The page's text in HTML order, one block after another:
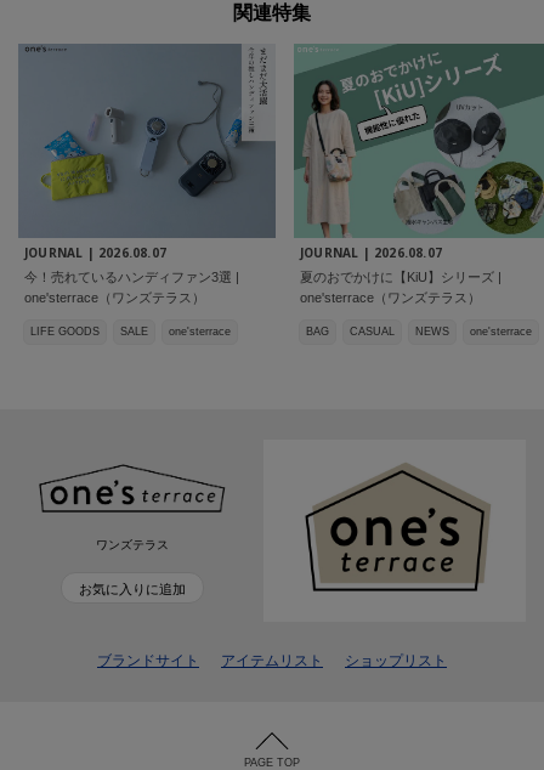
関連特集
JOURNAL | 2026.08.07
今！売れているハンディファン3選 |
one'sterrace（ワンズテラス）
LIFE GOODS SALE one'sterrace
JOURNAL | 2026.08.07
夏のおでかけに【KiU】シリーズ |
one'sterrace（ワンズテラス）
BAG CASUAL NEWS one'sterrace
ワンズテラス
お気に入りに追加
ブランドサイト アイテムリスト ショップリスト
PAGE TOP